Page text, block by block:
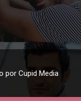
por Cupid Media